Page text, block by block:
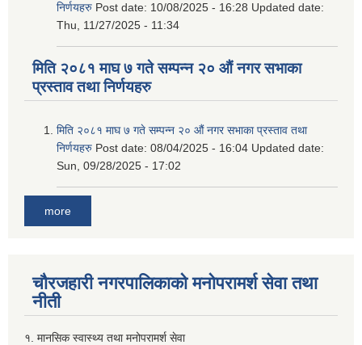
निर्णयहरु Post date: 10/08/2025 - 16:28 Updated date:
Thu, 11/27/2025 - 11:34
मिति २०८१ माघ ७ गते सम्पन्न २० औं नगर सभाका
प्रस्ताव तथा निर्णयहरु
मिति २०८१ माघ ७ गते सम्पन्न २० औं नगर सभाका प्रस्ताव तथा
निर्णयहरु Post date: 08/04/2025 - 16:04 Updated date:
Sun, 09/28/2025 - 17:02
more
चौरजहारी नगरपालिकाको मनोपरामर्श सेवा तथा
नीती
१. मानसिक स्वास्थ्य तथा मनोपरामर्श सेवा